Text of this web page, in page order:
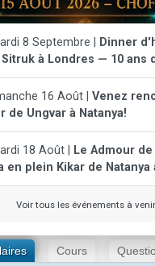
8 Septembre |
Dinner
Sitruk à Londres — 10 ans
16 Août | Venez
de Ungvar à Natanya!
18 Août |
Le Admour
en plein Kikar de Natanya
Voir tous les événements à venir
Cours